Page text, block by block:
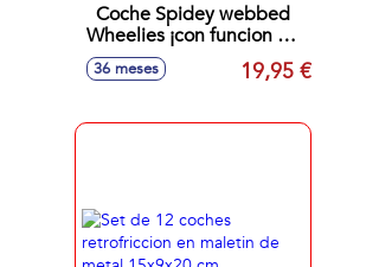
Coche Spidey webbed
Wheelies ¡con funcion de
tracción hacia atrás!! 15 cm
- Modelos surtidos
36 meses 19,95 €